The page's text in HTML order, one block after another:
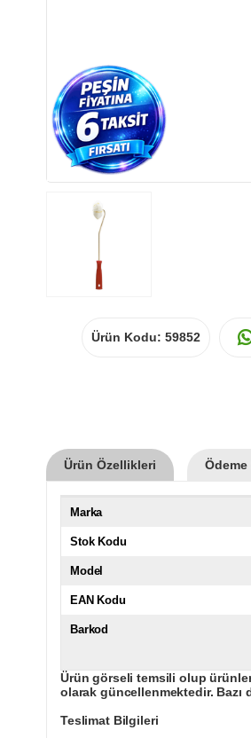
Ürün Kodu: 59852
Ürün Özellikleri Ödeme
Marka
Stok Kodu
Model
EAN Kodu
Barkod
Ürün görseli temsili olup
olarak güncellenmektedir. Bazı
Teslimat Bilgileri